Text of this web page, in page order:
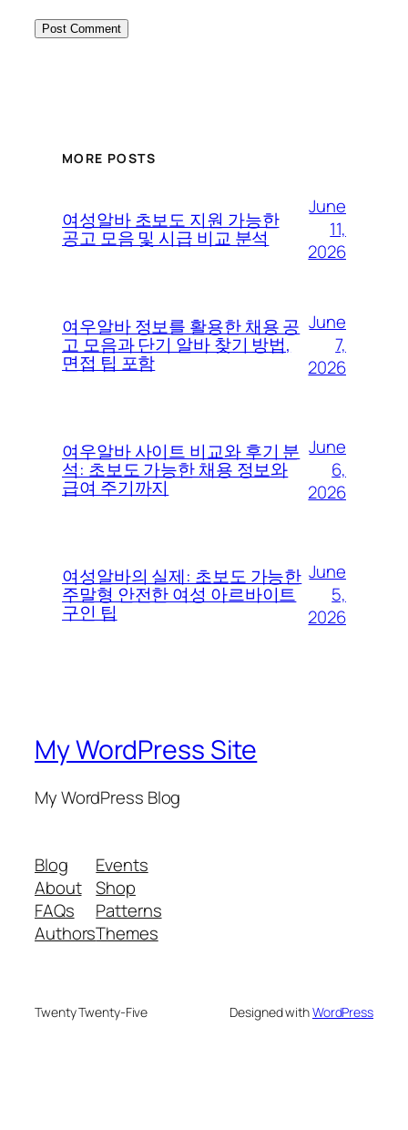
MORE POSTS
여성알바 초보도 지원 가능한
공고 모음 및 시급 비교 분석
June
11,
2026
여우알바 정보를 활용한 채용 공
고 모음과 단기 알바 찾기 방법,
면접 팁 포함
June
7,
2026
여우알바 사이트 비교와 후기 분
석: 초보도 가능한 채용 정보와
급여 주기까지
June
6,
2026
여성알바의 실제: 초보도 가능한
주말형 안전한 여성 아르바이트
구인 팁
June
5,
2026
My WordPress Site
My WordPress Blog
Blog
About
FAQs
Authors
Events
Shop
Patterns
Themes
Twenty Twenty-Five Designed withWordPress